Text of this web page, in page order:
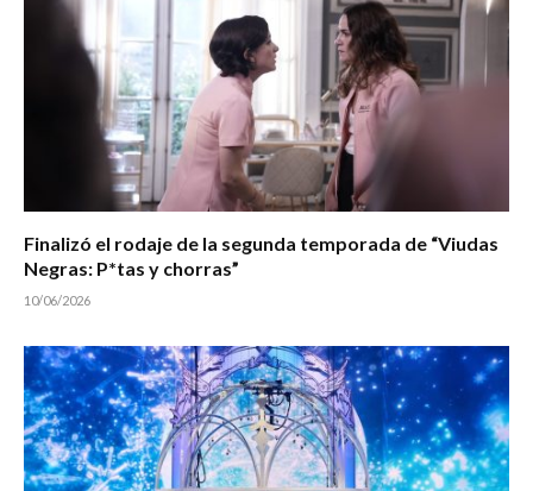
Finalizó el rodaje de la segunda temporada de “Viudas
Negras: P*tas y chorras”
10/06/2026